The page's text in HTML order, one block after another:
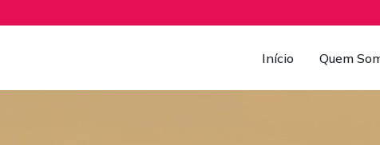
Início Quem